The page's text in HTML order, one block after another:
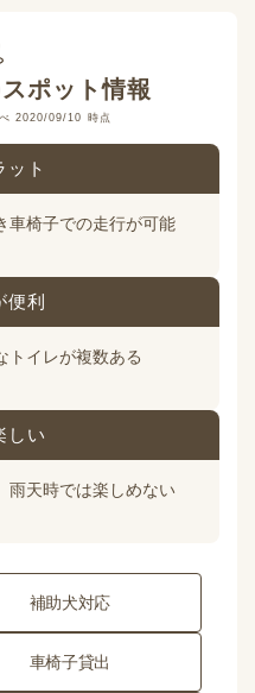
ポット情報
2020/09/10 時点
ット
車椅子での走行が可能
便利
トイレが複数ある
しい
雨天時では楽しめない
補助犬対応
車椅子貸出